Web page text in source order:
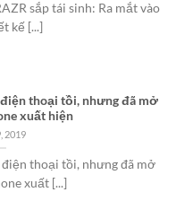
sắp tái sinh: Ra mắt vào
kế [...]
thoại tồi, nhưng đã mở
xuất hiện
2019
thoại tồi, nhưng đã mở
xuất [...]